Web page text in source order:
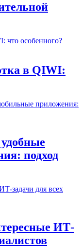
в QIWI:
подход
ИТ-